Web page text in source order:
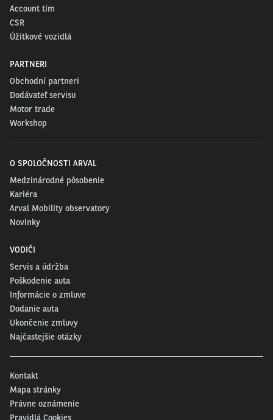
Account tím
CSR
Úžitkové vozidlá
PARTNERI
Obchodní partneri
Dodávateľ servisu
Motor trade
Workshop
O SPOLOČNOSTI ARVAL
Medzinárodné pôsobenie
Kariéra
Arval Mobility observatory
Novinky
VODIČI
Servis a údržba
Poškodenie auta
Informácie o zmluve
Dodanie auta
Ukončenie zmluvy
Najčastejšie otázky
Kontakt
Mapa stránky
Právne oznámenie
Pravidlá Cookies